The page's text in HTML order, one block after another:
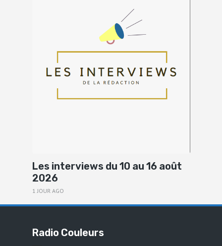
Les interviews du 10 au 16 août
2026
1 JOUR AGO
Radio Couleurs